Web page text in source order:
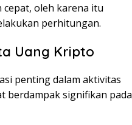
oleh karena itu
perhitungan.
Uang Kripto
penting dalam aktivitas
berdampak signifikan pada